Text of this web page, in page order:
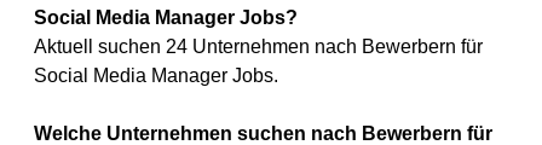
Social Media Manager Jobs?
Aktuell suchen 24 Unternehmen nach Bewerbern für
Social Media Manager Jobs.
Welche Unternehmen suchen nach Bewerbern für